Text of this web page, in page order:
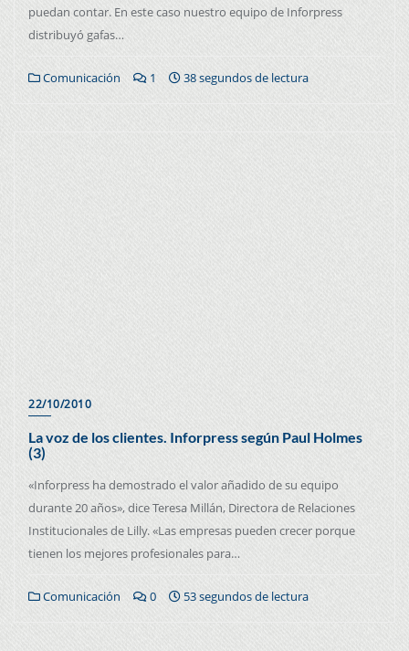
puedan contar. En este caso nuestro equipo de Inforpress
distribuyó gafas…
Comunicación 1 38 segundos de lectura
22/10/2010
La voz de los clientes. Inforpress según Paul Holmes
(3)
«Inforpress ha demostrado el valor añadido de su equipo
durante 20 años», dice Teresa Millán, Directora de Relaciones
Institucionales de Lilly. «Las empresas pueden crecer porque
tienen los mejores profesionales para…
Comunicación 0 53 segundos de lectura